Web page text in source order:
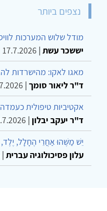
נצפים ביותר
מודל שלוש המערכות
יששכר עשת |
17.7.2026
מאגו לאקו: מהישרדות
ד"ר ליאור סומך |
אקטיביות טיפולית
ד"ר יעקב יבלון |
יֵשׁ מַשֶּׁהוּ אַחֲרֵי הֶחָלָל,
עלון פסיכולוגיה עברית |